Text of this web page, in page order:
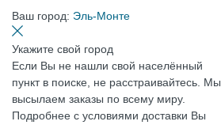
Ваш город: Эль-Монте
Укажите свой город
Если Вы не нашли свой населённый
пункт в поиске, не расстраивайтесь. Мы
высылаем заказы по всему миру.
Подробнее с условиями доставки Вы